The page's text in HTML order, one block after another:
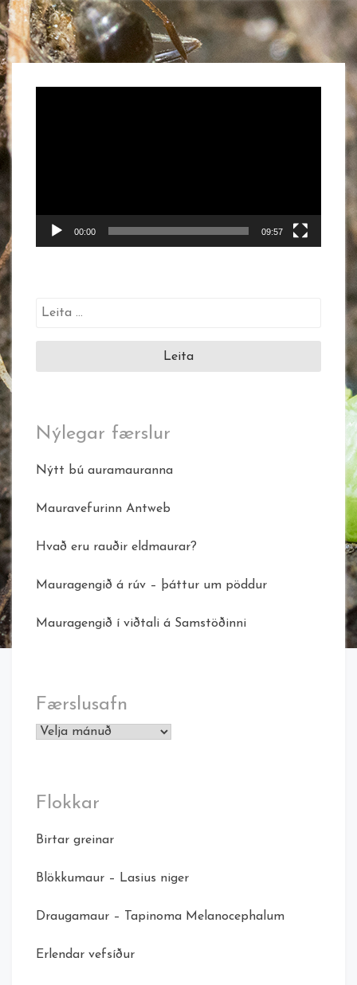
00:00 09:57
Leita
Nýlegar færslur
Nýtt bú auramauranna
Mauravefurinn Antweb
Hvað eru rauðir eldmaurar?
Mauragengið á rúv – þáttur um pöddur
Mauragengið í viðtali á Samstöðinni
Færslusafn
Færslusafn
Flokkar
Birtar greinar
Blökkumaur – Lasius niger
Draugamaur – Tapinoma Melanocephalum
Erlendar vefsíður